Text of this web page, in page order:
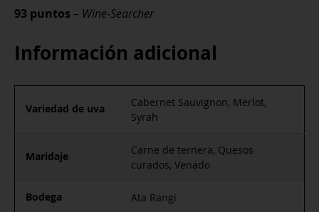
93 puntos – Wine‑Searcher
Información adicional
Variedad de uva
Cabernet Sauvignon, Merlot,
Syrah
Maridaje
Carne de ternera, Quesos
curados, Venado
Bodega Ata Rangi